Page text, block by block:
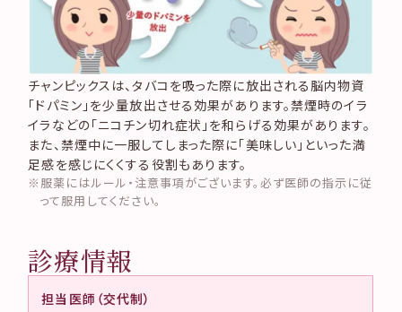
チャンピックスは、タバコを吸った際に放出される脳内物資
「ドパミン」を少量放出させる効果があります。禁煙時のイラ
イラなどの「ニコチン切れ症状」を和らげる効果があります。
また、禁煙中に一服してしまった際に「美味しい」といった満
足感を感じにくくする役割もあります。
服薬にはルール・注意事項がございます。必ず医師の指示に従
って服用してください。
診療情報
担当医師（交代制）